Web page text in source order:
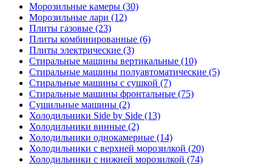
Морозильные камеры (30)
Морозильные лари (12)
Плиты газовые (23)
Плиты комбинированные (6)
Плиты электрические (3)
Стиральные машины вертикальные (10)
Стиральные машины полуавтоматические (5)
Стиральные машины с сушкой (7)
Стиральные машины фронтальные (75)
Сушильные машины (2)
Холодильники Side by Side (13)
Холодильники винные (2)
Холодильники однокамерные (14)
Холодильники с верхней морозилкой (20)
Холодильники с нижней морозилкой (74)